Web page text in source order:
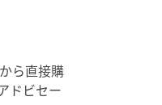
ら直接購
ドビセー